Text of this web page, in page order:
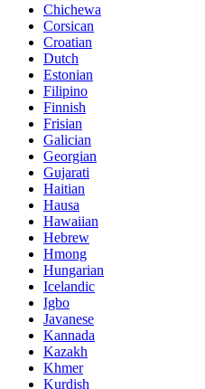
Chichewa
Corsican
Croatian
Dutch
Estonian
Filipino
Finnish
Frisian
Galician
Georgian
Gujarati
Haitian
Hausa
Hawaiian
Hebrew
Hmong
Hungarian
Icelandic
Igbo
Javanese
Kannada
Kazakh
Khmer
Kurdish